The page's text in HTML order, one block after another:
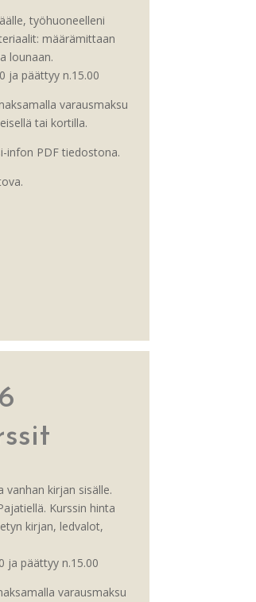
työhuoneelleni
määrämittaan
lounaan.
ja päättyy n.15.00
varausmaksu
tai kortilla.
infon PDF tiedostona.
kirjan sisälle.
Kurssin hinta
kirjan, ledvalot,
ja päättyy n.15.00
varausmaksu